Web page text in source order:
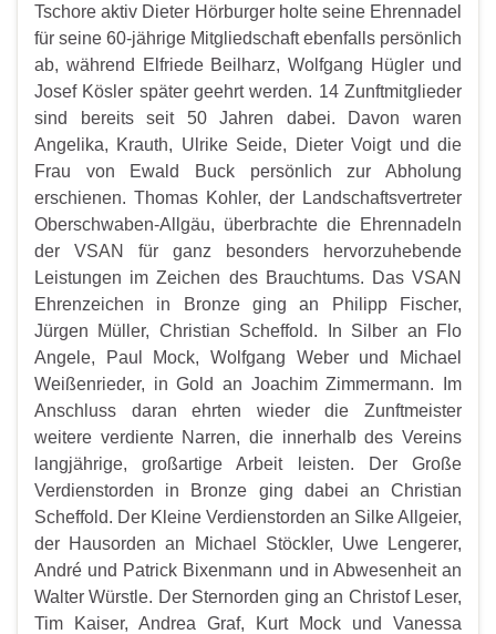
Tschore aktiv Dieter Hörburger holte seine Ehrennadel
für seine 60-jährige Mitgliedschaft ebenfalls persönlich
ab, während Elfriede Beilharz, Wolfgang Hügler und
Josef Kösler später geehrt werden. 14 Zunftmitglieder
sind bereits seit 50 Jahren dabei. Davon waren
Angelika, Krauth, Ulrike Seide, Dieter Voigt und die
Frau von Ewald Buck persönlich zur Abholung
erschienen. Thomas Kohler, der Landschaftsvertreter
Oberschwaben-Allgäu, überbrachte die Ehrennadeln
der VSAN für ganz besonders hervorzuhebende
Leistungen im Zeichen des Brauchtums. Das VSAN
Ehrenzeichen in Bronze ging an Philipp Fischer,
Jürgen Müller, Christian Scheffold. In Silber an Flo
Angele, Paul Mock, Wolfgang Weber und Michael
Weißenrieder, in Gold an Joachim Zimmermann. Im
Anschluss daran ehrten wieder die Zunftmeister
weitere verdiente Narren, die innerhalb des Vereins
langjährige, großartige Arbeit leisten. Der Große
Verdienstorden in Bronze ging dabei an Christian
Scheffold. Der Kleine Verdienstorden an Silke Allgeier,
der Hausorden an Michael Stöckler, Uwe Lengerer,
André und Patrick Bixenmann und in Abwesenheit an
Walter Würstle. Der Sternorden ging an Christof Leser,
Tim Kaiser, Andrea Graf, Kurt Mock und Vanessa